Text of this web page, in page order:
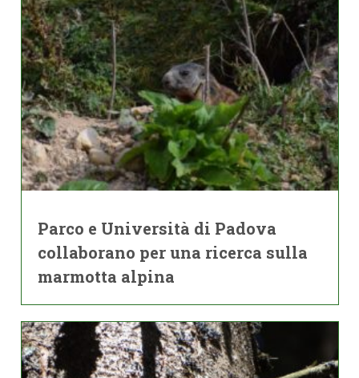
Parco e Università di Padova
collaborano per una ricerca sulla
marmotta alpina